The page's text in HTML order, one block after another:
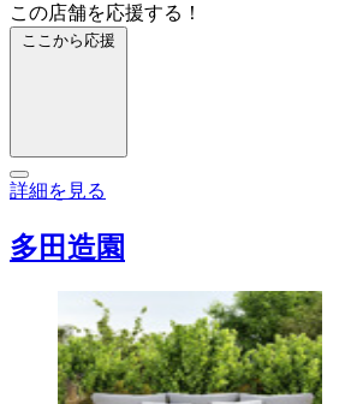
この店舗を応援する！
ここから応援
詳細を見る
多田造園